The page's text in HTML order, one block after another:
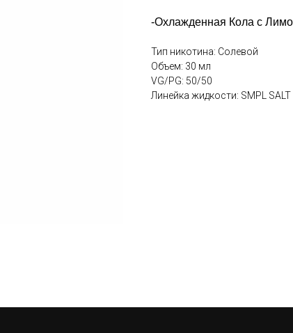
-Охлажденная Кола с
Тип никотина: Солевой
Объем: 30 мл
VG/PG: 50/50
Линейка жидкости: SMPL SALT